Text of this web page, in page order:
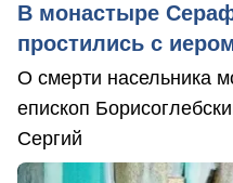
В монастыре
простились с
О смерти насельника
епископ
Сергий